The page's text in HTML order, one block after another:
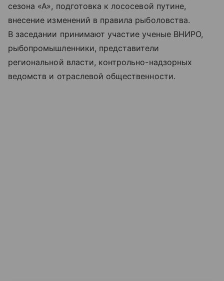
сезона «А», подготовка к лососевой путине,
внесение изменений в правила рыболовства.
В заседании принимают участие ученые ВНИРО,
рыбопромышленники, представители
региональной власти, контрольно-надзорных
ведомств и отраслевой общественности.